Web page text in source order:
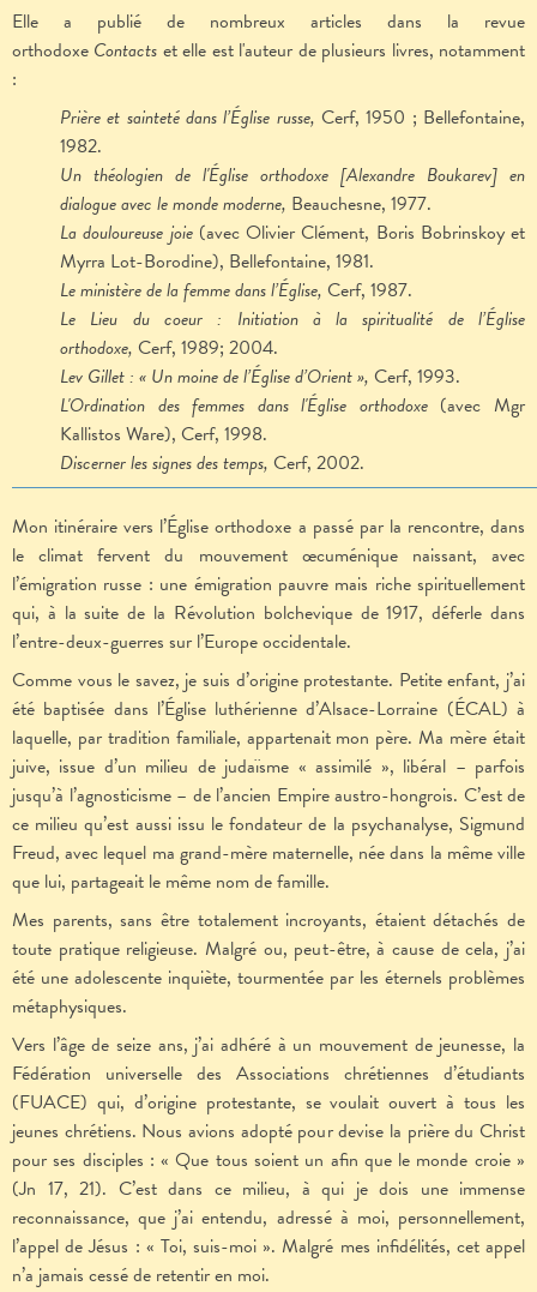
Elle a publié de nombreux articles dans la revue
orthodoxe Contacts et elle est l'auteur de plusieurs livres, notamment
:
Prière et sainteté dans l’Église russe, Cerf, 1950 ; Bellefontaine,
1982.
Un théologien de l'Église orthodoxe [Alexandre Boukarev] en
dialogue avec le monde moderne, Beauchesne, 1977.
La douloureuse joie(avec Olivier Clément, Boris Bobrinskoy et
Myrra Lot-Borodine), Bellefontaine, 1981.
Le ministère de la femme dans l’Église, Cerf, 1987.
Le Lieu du coeur : Initiation à la spiritualité de l’Église
orthodoxe, Cerf, 1989; 2004.
Lev Gillet : « Un moine de l’Église d’Orient », Cerf, 1993.
L'Ordination des femmes dans l'Église orthodoxe (avec Mgr
Kallistos Ware), Cerf, 1998.
Discerner les signes des temps, Cerf, 2002.
Mon itinéraire vers l’Église orthodoxe a passé par la rencontre, dans
le climat fervent du mouvement œcuménique naissant, avec
l’émigration russe : une émigration pauvre mais riche spirituellement
qui, à la suite de la Révolution bolchevique de 1917, déferle dans
l’entre-deux-guerres sur l’Europe occidentale.
Comme vous le savez, je suis d’origine protestante. Petite enfant, j’ai
été baptisée dans l’Église luthérienne d’Alsace-Lorraine (ÉCAL) à
laquelle, par tradition familiale, appartenait mon père. Ma mère était
juive, issue d’un milieu de judaïsme « assimilé », libéral – parfois
jusqu’à l’agnosticisme – de l’ancien Empire austro-hongrois. C’est de
ce milieu qu’est aussi issu le fondateur de la psychanalyse, Sigmund
Freud, avec lequel ma grand-mère maternelle, née dans la même ville
que lui, partageait le même nom de famille.
Mes parents, sans être totalement incroyants, étaient détachés de
toute pratique religieuse. Malgré ou, peut-être, à cause de cela, j’ai
été une adolescente inquiète, tourmentée par les éternels problèmes
métaphysiques.
Vers l’âge de seize ans, j’ai adhéré à un mouvement de jeunesse, la
Fédération universelle des Associations chrétiennes d’étudiants
(FUACE) qui, d’origine protestante, se voulait ouvert à tous les
jeunes chrétiens. Nous avions adopté pour devise la prière du Christ
pour ses disciples : « Que tous soient un afin que le monde croie »
(Jn 17, 21). C’est dans ce milieu, à qui je dois une immense
reconnaissance, que j’ai entendu, adressé à moi, personnellement,
l’appel de Jésus : « Toi, suis-moi ». Malgré mes infidélités, cet appel
n’a jamais cessé de retentir en moi.